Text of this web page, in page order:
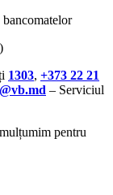
1303, +373 22 21
– Serviciul
pentru